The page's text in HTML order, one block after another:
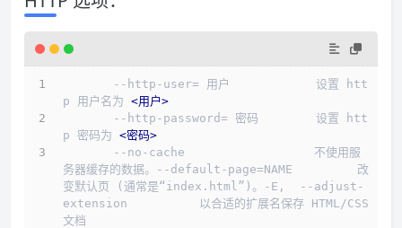
p 用户名为 <用户>
p 密码为 <密码>
务器缓存的数据。--default-page=NAME         改
变默认页 (通常是“index.html”)。-E,  --adjust-
extension          以合适的扩展名保存 HTML/CSS
文档